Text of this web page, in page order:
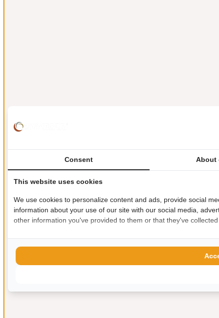
Consent About
This website uses cookies
We use cookies to personalize content and ads, provide social
information about your use of our site with our social media,
other information you've provided to them or that they've